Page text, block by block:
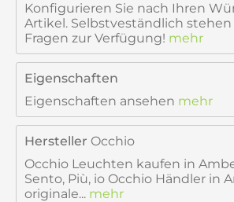
Konfigurieren Sie nach Ihren
Artikel. Selbstveständlich
Fragen zur Verfügung! mehr
Eigenschaften
Eigenschaften ansehen mehr
Hersteller Occhio
Occhio Leuchten kaufen in
Sento, Più, io Occhio Händler in
originale... mehr